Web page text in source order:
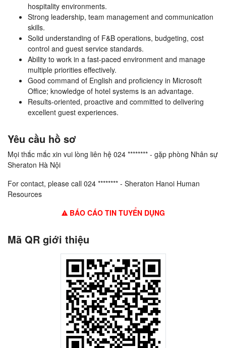
hospitality environments.
Strong leadership, team management and communication
skills.
Solid understanding of F&B operations, budgeting, cost
control and guest service standards.
Ability to work in a fast-paced environment and manage
multiple priorities effectively.
Good command of English and proficiency in Microsoft
Office; knowledge of hotel systems is an advantage.
Results-oriented, proactive and committed to delivering
excellent guest experiences.
Yêu cầu hồ sơ
Mọi thắc mắc xin vui lòng liên hệ 024 ******** - gặp phòng Nhân sự
Sheraton Hà Nội
For contact, please call 024 ******** - Sheraton Hanoi Human
Resources
BÁO CÁO TIN TUYỂN DỤNG
Mã QR giới thiệu